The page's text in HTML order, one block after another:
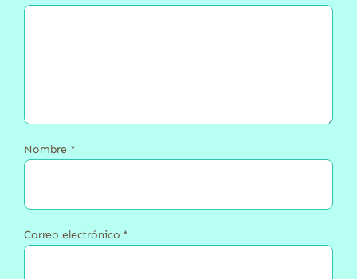
Nombre *
Correo electrónico *